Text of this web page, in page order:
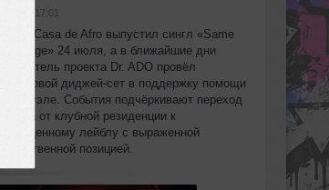
вчера в 17:01
Лейбл Casa de Afro выпустил сингл «Same
Language» 24 июля, а в ближайшие дни
основатель проекта Dr. ADO провёл
24‑часовой диджей‑сет в поддержку помощи
Венесуэле. События подчёркивают переход
бренда от клубной резиденции к
полноценному лейблу с выраженной
общественной позицией.